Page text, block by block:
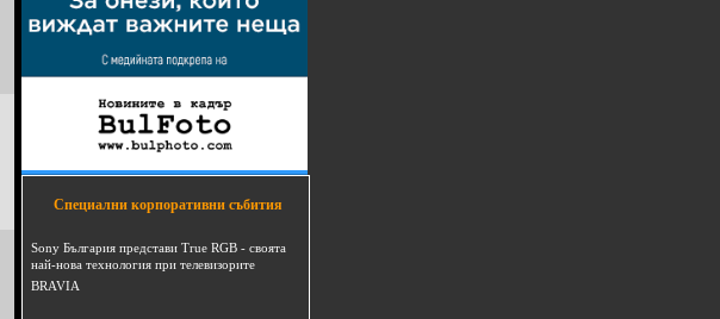
Специални корпоративни събития
Sony България представи True RGB - своята
най-нова технология при телевизорите
BRAVIA